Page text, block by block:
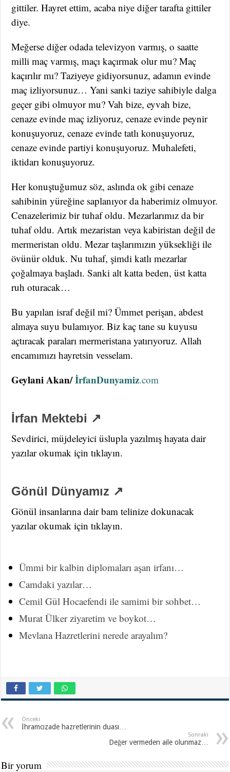
gittiler. Hayret ettim, acaba niye diğer tarafta gittiler
diye.
Meğerse diğer odada televizyon varmış, o saatte
milli maç varmış, maçı kaçırmak olur mu? Maç
kaçırılır mı? Taziyeye gidiyorsunuz, adamın evinde
maç izliyorsunuz… Yani sanki taziye sahibiyle dalga
geçer gibi olmuyor mu? Vah bize, eyvah bize,
cenaze evinde maç izliyoruz, cenaze evinde peynir
konuşuyoruz, cenaze evinde tatlı konuşuyoruz,
cenaze evinde partiyi konuşuyoruz. Muhalefeti,
iktidarı konuşuyoruz.
Her konuştuğumuz söz, aslında ok gibi cenaze
sahibinin yüreğine saplanıyor da haberimiz olmuyor.
Cenazelerimiz bir tuhaf oldu. Mezarlarımız da bir
tuhaf oldu. Artık mezaristan veya kabiristan değil de
mermeristan oldu. Mezar taşlarımızın yüksekliği ile
övünür olduk. Nu tuhaf, şimdi katlı mezarlar
çoğalmaya başladı. Sanki alt katta beden, üst katta
ruh oturacak…
Bu yapılan israf değil mi? Ümmet perişan, abdest
almaya suyu bulamıyor. Biz kaç tane su kuyusu
açtıracak paraları mermeristana yatırıyoruz. Allah
encamımızı hayretsin vesselam.
Geylani Akan/İrfanDunyamiz.com
İrfan Mektebi ↗
Sevdirici, müjdeleyici üslupla yazılmış hayata dair
yazılar okumak için tıklayın.
Gönül Dünyamız ↗
Gönül insanlarına dair bam telinize dokunacak
yazılar okumak için tıklayın.
Ümmi bir kalbin diplomaları aşan irfanı…
Camdaki yazılar…
Cemil Gül Hocaefendi ile samimi bir sohbet…
Murat Ülker ziyaretim ve boykot…
Mevlana Hazretlerini nerede arayalım?
Önceki
İhramcızade hazretlerinin duası…
Sonraki
Değer vermeden aile olunmaz…
Bir yorum